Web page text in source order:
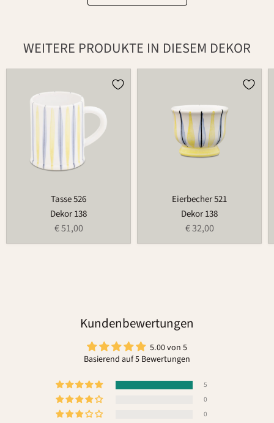
WEITERE PRODUKTE IN DIESEM DEKOR
Tasse 526
Dekor 138
€ 51,00
Eierbecher 521
Dekor 138
€ 32,00
Kundenbewertungen
5.00 von 5
Basierend auf 5 Bewertungen
5
0
0